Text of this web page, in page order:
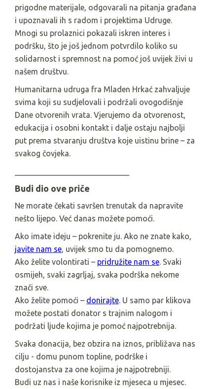
prigodne materijale, odgovarali na pitanja građana
i upoznavali ih s radom i projektima Udruge.
Mnogi su prolaznici pokazali iskren interes i
podršku, što je još jednom potvrdilo koliko su
solidarnost i spremnost na pomoć još uvijek živi u
našem društvu.
Humanitarna udruga fra Mladen Hrkać zahvaljuje
svima koji su sudjelovali i podržali ovogodišnje
Dane otvorenih vrata. Vjerujemo da otvorenost,
edukacija i osobni kontakt i dalje ostaju najbolji
put prema stvaranju društva koje uistinu brine – za
svakog čovjeka.
Budi dio ove priče
Ne morate čekati savršen trenutak da napravite
nešto lijepo. Već danas možete pomoći.
Ako imate ideju – pokrenite ju. Ako ne znate kako,
javite nam se, uvijek smo tu da pomognemo.
Ako želite volontirati – pridružite nam se. Svaki
osmijeh, svaki zagrljaj, svaka podrška nekome
znači sve.
Ako želite pomoći – donirajte. U samo par klikova
možete postati donator s trajnim nalogom i
podržati ljude kojima je pomoć najpotrebnija.
Svaka donacija, bez obzira na iznos, približava nas
cilju - domu punom topline, podrške i
dostojanstva za one kojima je najpotrebniji.
Budi uz nas i naše korisnike iz mjeseca u mjesec.